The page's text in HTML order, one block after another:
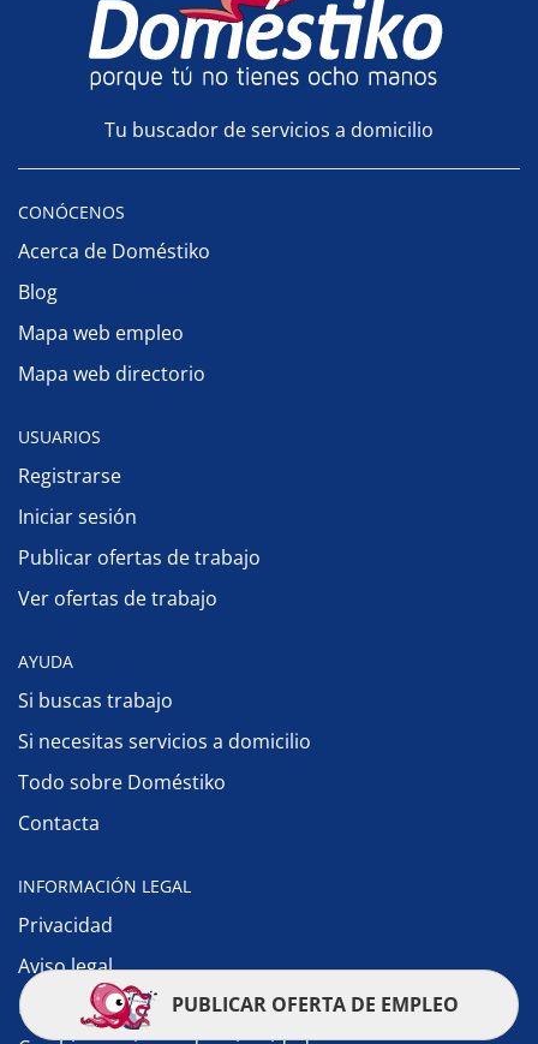
Tu buscador de servicios a domicilio
CONÓCENOS
Acerca de Doméstiko
Blog
Mapa web empleo
Mapa web directorio
USUARIOS
Registrarse
Iniciar sesión
Publicar ofertas de trabajo
Ver ofertas de trabajo
AYUDA
Si buscas trabajo
Si necesitas servicios a domicilio
Todo sobre Doméstiko
Contacta
INFORMACIÓN LEGAL
Privacidad
Aviso legal
Política de cookiesPUBLICAR OFERTA DE EMPLEO